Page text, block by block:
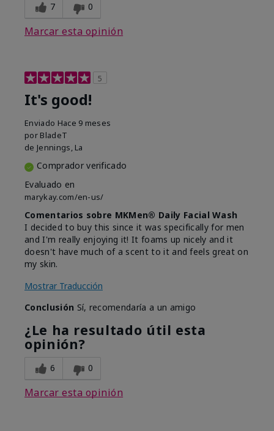
7 0
Marcar esta opinión
5
It's good!
Enviado Hace 9 meses
por BladeT
de Jennings, La
Comprador verificado
Evaluado en
marykay.com/en-us/
Comentarios sobre MKMen® Daily Facial Wash
I decided to buy this since it was specifically for men
and I'm really enjoying it! It foams up nicely and it
doesn't have much of a scent to it and feels great on
my skin.
Mostrar Traducción
Conclusión Sí, recomendaría a un amigo
¿Le ha resultado útil esta
opinión?
6 0
Marcar esta opinión